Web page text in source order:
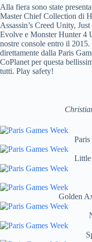
Alla fiera sono state
Master Chief Collection di
Assassin’s Creed Unity,
Evolve e Monster Hunter 4
nostre console entro il
direttamente dalla Paris
CoPlanet per questa
tutti. Play safety!
Paris
Little
Golden